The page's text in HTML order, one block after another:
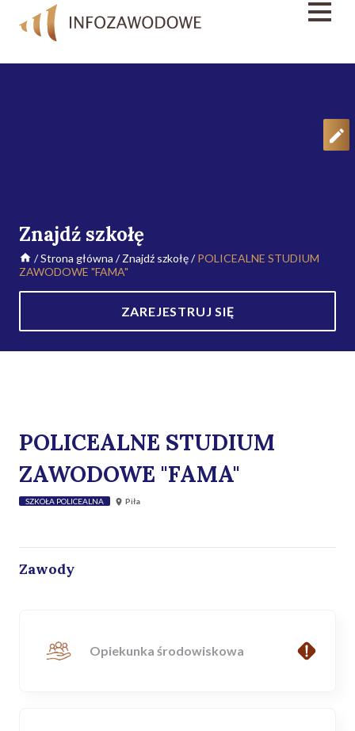
Znajdź szkołę
/Strona główna /Znajdź szkołę/POLICEALNE STUDIUM
ZAWODOWE "FAMA"
ZAREJESTRUJ SIĘ
POLICEALNE STUDIUM
ZAWODOWE "FAMA"
SZKOŁA POLICEALNA Piła
Zawody
Opiekunka środowiskowa